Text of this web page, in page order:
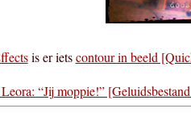
is er ietscontour in beeld
“Jij moppie!”